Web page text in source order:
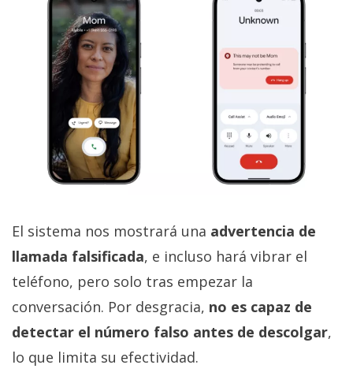
El sistema nos mostrará una advertencia de
llamada falsificada, e incluso hará vibrar el
teléfono, pero solo tras empezar la
conversación. Por desgracia, no es capaz de
detectar el número falso antes de descolgar,
lo que limita su efectividad.